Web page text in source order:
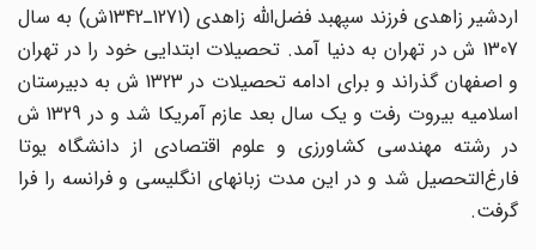
اردشیر زاهدی فرزند سپهبد فضل‌الله زاهدی (1271ـ1342ش) به سال
1307 ش در تهران به دنیا آمد. تحصیلات ابتدایی خود را در تهران
و اصفهان گذراند و برای ادامه تحصیلات در 1323 ش به دبیرستان
اسلامیه بیروت رفت و یک سال بعد عازم آمریکا شد و در 1329 ش
در رشته مهندسی کشاورزی و علوم اقتصادی از دانشگاه یوتا
فارغ‌التحصیل شد و در این مدت زبانهای انگلیسی و فرانسه را فرا
گرفت.